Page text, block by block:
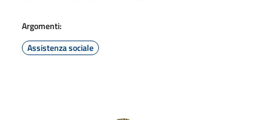
Argomenti:
Assistenza sociale